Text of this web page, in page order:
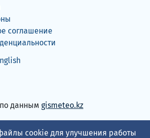
соглашение
данным gismeteo.kz
cookie для улучшения работы